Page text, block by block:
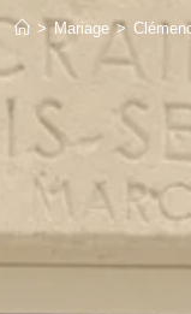
> Mariage >